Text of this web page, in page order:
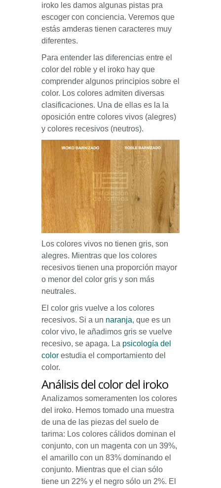
iroko les damos algunas pistas pra
escoger con conciencia. Veremos que
estás amderas tienen caracteres muy
diferentes.
Para entender las diferencias entre el
color del roble y el iroko hay que
comprender algunos principios sobre el
color. Los colores admiten diversas
clasificaciones. Una de ellas es la la
oposición entre colores vivos (alegres)
y colores recesivos (neutros).
Los colores vivos no tienen gris, son
alegres. Mientras que los colores
recesivos tienen una proporción mayor
o menor del color gris y son más
neutrales.
El color gris vuelve a los colores
recesivos. Si a un naranja, que es un
color vivo, le añadimos gris se vuelve
recesivo, se apaga. La psicología del
color estudia el comportamiento del
color.
Análisis del color del iroko
Analizamos someramenten los colores
del iroko. Hemos tomado una muestra
de una de las piezas del suelo de
tarima: Los colores cálidos dominan el
conjunto, con un magenta con un 39%,
el amarillo con un 83% dominando el
conjunto. Mientras que el cian sólo
tiene un 22% y el negro sólo un 2%. El